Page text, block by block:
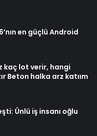
en güçlü Android
kaç lot verir, hangi
Beton halka arz katıım
Ünlü iş insanı oğlu